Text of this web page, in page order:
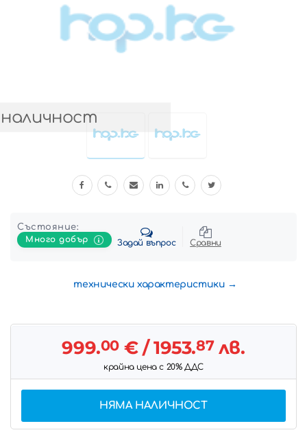
Състояние:
Много добър
Задай въпрос Сравни
технически характеристики
999.00€/ 1953.87лв.
крайна цена с 20% ДДС
НЯМА НАЛИЧНОСТ